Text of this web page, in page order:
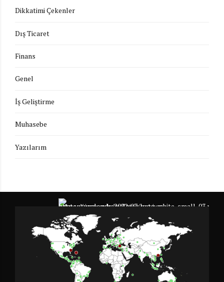
Dikkatimi Çekenler
Dış Ticaret
Finans
Genel
İş Geliştirme
Muhasebe
Yazılarım